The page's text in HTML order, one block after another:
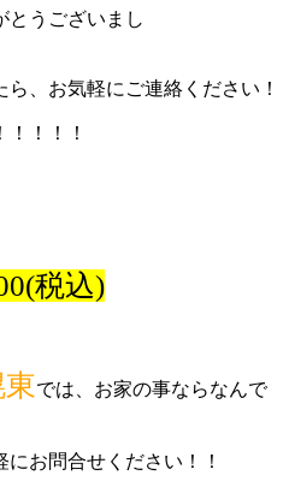
とうございまし
、お気軽にご連絡ください！
！！！
税込)
では、お家の事ならなんで
お問合せください！！